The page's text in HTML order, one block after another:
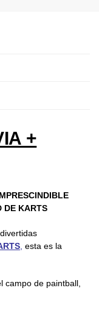
+
DE KARTS
esta es la
campo de paintball,